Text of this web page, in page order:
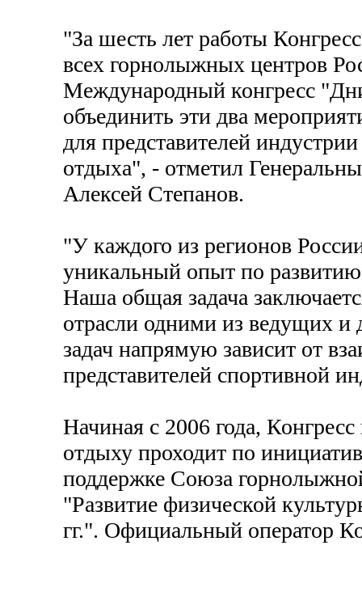
"За шесть лет работы
всех горнолыжных центров
Международный конгресс
объединить эти два
для представителей
отдыха", - отметил
Алексей Степанов.
"У каждого из регионов
уникальный опыт по
Наша общая задача
отрасли одними из ведущих
задач напрямую зависит от
представителей спортивной
Начиная с 2006 года,
отдыху проходит по
поддержке Союза
"Развитие физической
гг.". Официальный оператор